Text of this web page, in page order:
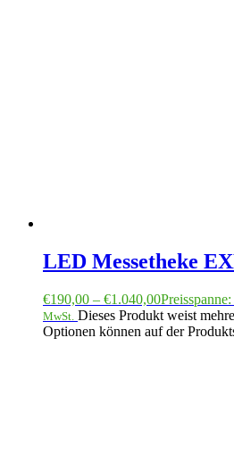
LED Messetheke
€190,00 – €1.040,00
MwSt. Dieses Produkt weist
Optionen können auf der